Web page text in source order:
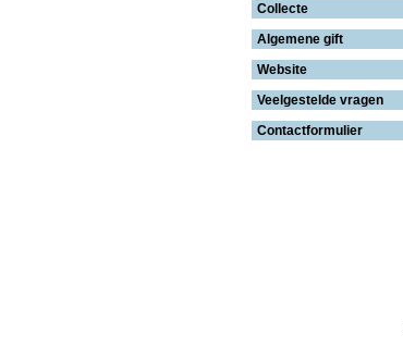
Collecte
Algemene gift
Website
Veelgestelde vragen
Contactformulier